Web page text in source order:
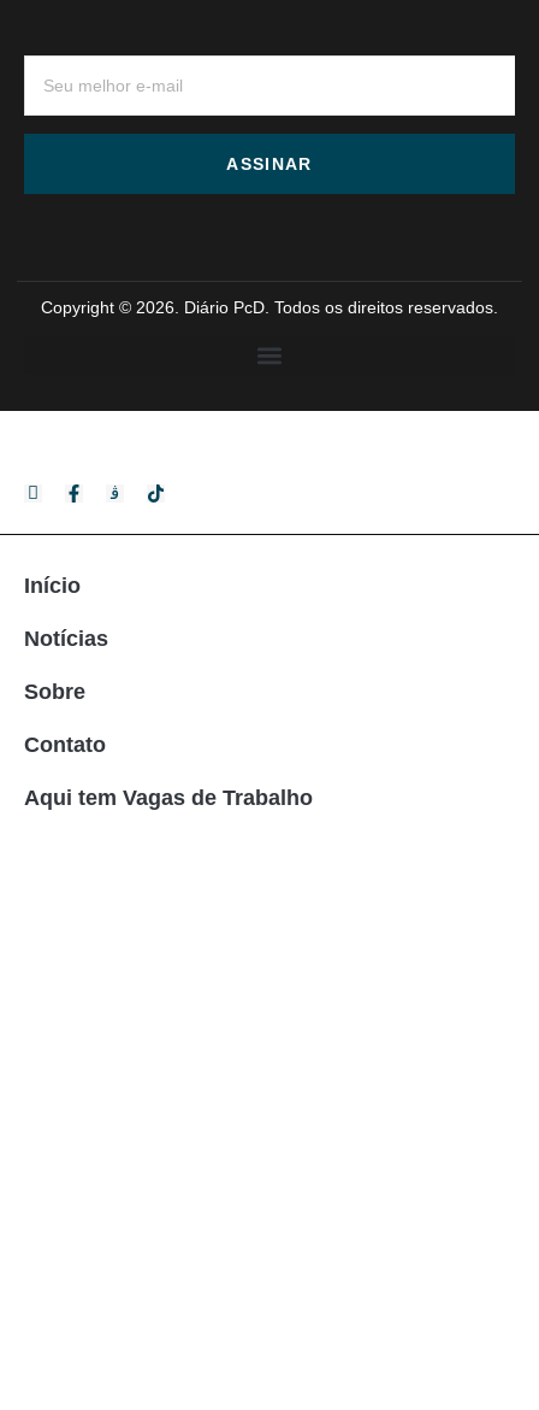
ASSINAR
Copyright © 2026. Diário PcD. Todos os direitos reservados.
Início
Notícias
Sobre
Contato
Aqui tem Vagas de Trabalho